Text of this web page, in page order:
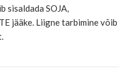
sisaldada SOJA,
jääke. Liigne tarbimine võib